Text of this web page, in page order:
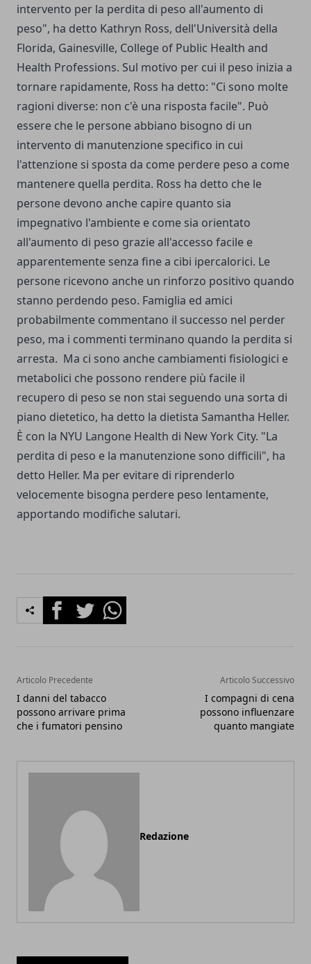
intervento per la perdita di peso all'aumento di
peso", ha detto Kathryn Ross, dell'Università della
Florida, Gainesville, College of Public Health and
Health Professions. Sul motivo per cui il peso inizia a
tornare rapidamente, Ross ha detto: "Ci sono molte
ragioni diverse: non c'è una risposta facile". Può
essere che le persone abbiano bisogno di un
intervento di manutenzione specifico in cui
l'attenzione si sposta da come perdere peso a come
mantenere quella perdita. Ross ha detto che le
persone devono anche capire quanto sia
impegnativo l'ambiente e come sia orientato
all'aumento di peso grazie all'accesso facile e
apparentemente senza fine a cibi ipercalorici. Le
persone ricevono anche un rinforzo positivo quando
stanno perdendo peso. Famiglia ed amici
probabilmente commentano il successo nel perder
peso, ma i commenti terminano quando la perdita si
arresta. Ma ci sono anche cambiamenti fisiologici e
metabolici che possono rendere più facile il
recupero di peso se non stai seguendo una sorta di
piano dietetico, ha detto la dietista Samantha Heller.
È con la NYU Langone Health di New York City. "La
perdita di peso e la manutenzione sono difficili", ha
detto Heller. Ma per evitare di riprenderlo
velocemente bisogna perdere peso lentamente,
apportando modifiche salutari.
FacebookTwitterWhatsapp
Articolo Precedente
I danni del tabacco
possono arrivare prima
che i fumatori pensino
Articolo Successivo
I compagni di cena
possono influenzare
quanto mangiate
Redazione